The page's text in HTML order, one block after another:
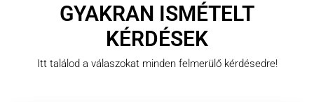
GYAKRAN ISMÉTELT
KÉRDÉSEK
Itt találod a válaszokat minden felmerülő kérdésedre!